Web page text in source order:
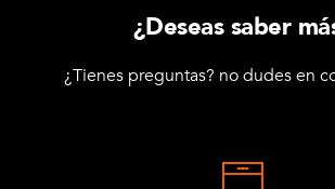
¿Deseas saber
¿Tienes preguntas? no dudes en